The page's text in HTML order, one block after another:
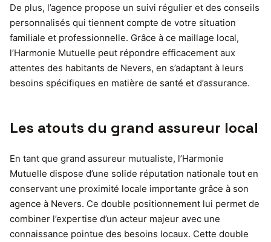
De plus, l’agence propose un suivi régulier et des conseils
personnalisés qui tiennent compte de votre situation
familiale et professionnelle. Grâce à ce maillage local,
l’Harmonie Mutuelle peut répondre efficacement aux
attentes des habitants de Nevers, en s’adaptant à leurs
besoins spécifiques en matière de santé et d’assurance.
Les atouts du grand assureur local
En tant que grand assureur mutualiste, l’Harmonie
Mutuelle dispose d’une solide réputation nationale tout en
conservant une proximité locale importante grâce à son
agence à Nevers. Ce double positionnement lui permet de
combiner l’expertise d’un acteur majeur avec une
connaissance pointue des besoins locaux. Cette double